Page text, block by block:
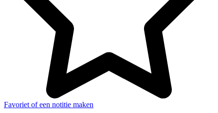
Favoriet of een notitie maken